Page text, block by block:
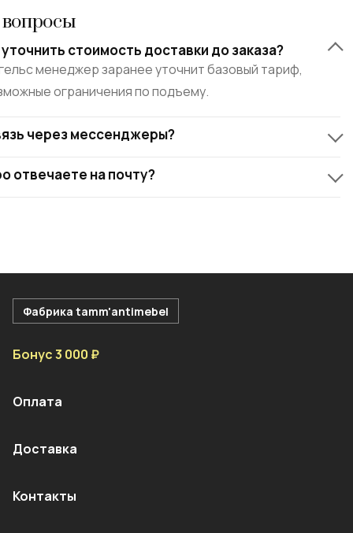
стоимость доставки до заказа?
менеджер заранее уточнит базовый тариф,
ограничения по подъему.
через мессенджеры?
отвечаете на почту?
Фабрика tamm'antimebel
Бонус 3 000 ₽
Оплата
Доставка
Контакты